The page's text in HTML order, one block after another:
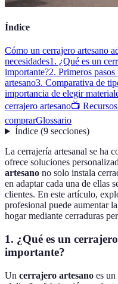
Índice
Cómo un cerrajero artesano
necesidades1. ¿Qué es un
importante?2. Primeros
artesano3. Comparativa de
importancia de elegir
cerrajero artesano📺
comprarGlossario
Índice(9 secciones)
La cerrajería artesanal se ha
ofrece soluciones
artesano no solo instala
en adaptar cada una de ellas
clientes. En este artículo,
profesional puede aumentar
hogar mediante cerraduras
1. ¿Qué es un
importante?
Un cerrajero artesano es